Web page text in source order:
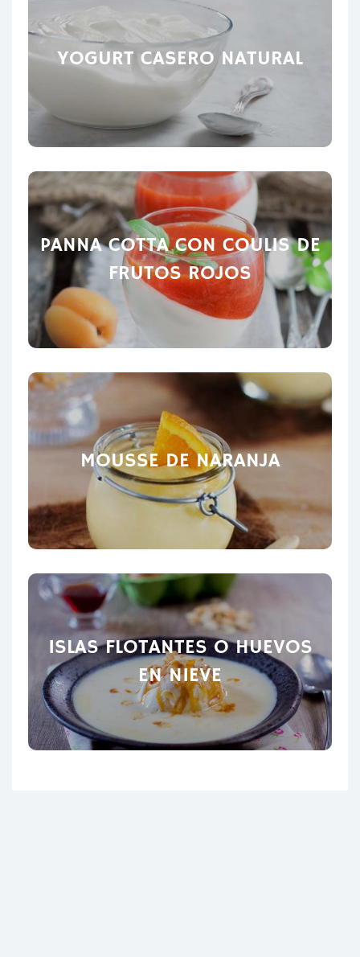
YOGURT CASERO NATURAL
PANNA COTTA CON COULIS DE
FRUTOS ROJOS
MOUSSE DE NARANJA
ISLAS FLOTANTES O HUEVOS
EN NIEVE